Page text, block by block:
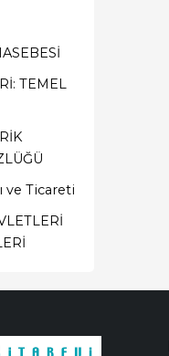
TEMEL
ve Ticareti